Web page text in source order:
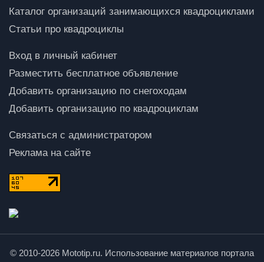
Каталог организаций занимающихся квадроциклами
Статьи про квадроциклы
Вход в личный кабинет
Разместить бесплатное объявление
Добавить организацию по снегоходам
Добавить организацию по квадроциклам
Связаться с администратором
Реклама на сайте
© 2010-2026 Mototip.ru. Использование материалов портала